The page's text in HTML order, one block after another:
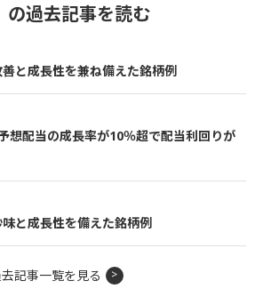
の過去記事を読む
善と成長性を兼ね備えた銘柄例
想配当の成長率が10％超で配当利回りが
味と成長性を備えた銘柄例
記事一覧を見る